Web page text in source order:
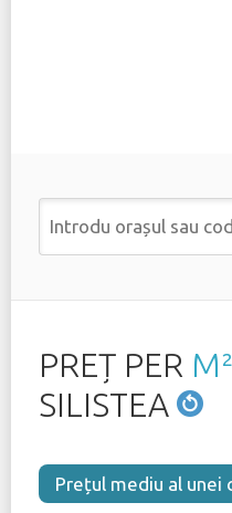
PREȚ PER M²
SILISTEA
Prețul mediu al unei